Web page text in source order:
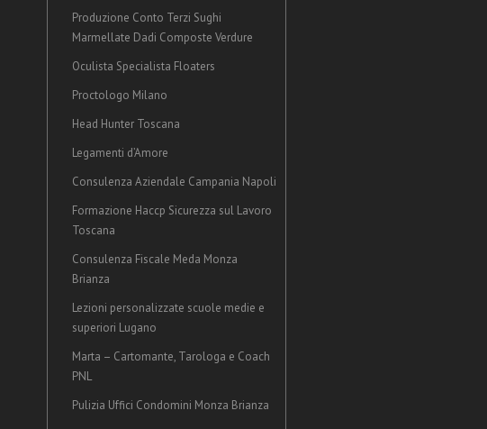
Produzione Conto Terzi Sughi
Marmellate Dadi Composte Verdure
Oculista Specialista Floaters
Proctologo Milano
Head Hunter Toscana
Legamenti d’Amore
Consulenza Aziendale Campania Napoli
Formazione Haccp Sicurezza sul Lavoro
Toscana
Consulenza Fiscale Meda Monza
Brianza
Lezioni personalizzate scuole medie e
superiori Lugano
Marta – Cartomante, Tarologa e Coach
PNL
Pulizia Uffici Condomini Monza Brianza